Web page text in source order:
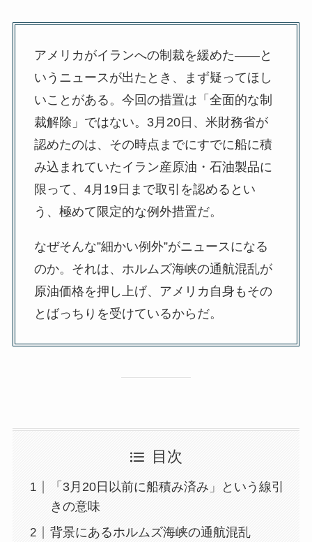
アメリカがイランへの制裁を緩めた——と
いうニュースが出たとき、まず疑ってほし
いことがある。今回の措置は「全面的な制
裁解除」ではない。3月20日、米財務省が
認めたのは、その時点までにすでに船に積
み込まれていたイラン産原油・石油製品に
限って、4月19日まで取引を認めるとい
う、極めて限定的な例外措置だ。
なぜそんな”細かい例外”がニュースになる
のか。それは、ホルムズ海峡の通航混乱が
原油価格を押し上げ、アメリカ自身もその
とばっちりを受けているからだ。
目次
「3月20日以前に船積み済み」という線引
きの意味
背景にあるホルムズ海峡の通航混乱